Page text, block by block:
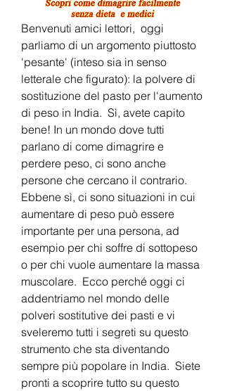
Benvenuti amici lettori,  oggi
parliamo di un argomento piuttosto
'pesante' (inteso sia in senso
letterale che figurato): la polvere di
sostituzione del pasto per l'aumento
di peso in India.  Sì, avete capito
bene! In un mondo dove tutti
parlano di come dimagrire e
perdere peso, ci sono anche
persone che cercano il contrario.
Ebbene sì, ci sono situazioni in cui
aumentare di peso può essere
importante per una persona, ad
esempio per chi soffre di sottopeso
o per chi vuole aumentare la massa
muscolare.  Ecco perché oggi ci
addentriamo nel mondo delle
polveri sostitutive dei pasti e vi
sveleremo tutti i segreti su questo
strumento che sta diventando
sempre più popolare in India.  Siete
pronti a scoprire tutto su questo